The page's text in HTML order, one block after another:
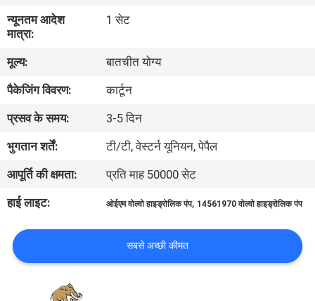
कारखाना
भ्रमण
गुणवत्ता
नियंत्रण
संपर्क
करें
समाचार
न्यूनतम आदेश
मात्रा:
1 सेट
मूल्य:
बातचीत योग्य
पैकेजिंग विवरण:
कार्टून
प्रसव के समय:
3-5 दिन
भुगतान शर्तें:
टी/टी, वेस्टर्न यूनियन, पेपैल
आपूर्ति की क्षमता:
प्रति माह 50000 सेट
हाई लाइट:
ओईएम वोल्वो हाइड्रोलिक पंप, 14561970 वोल्वो हाइड्रोलिक पंप
सबसे अच्छी कीमत